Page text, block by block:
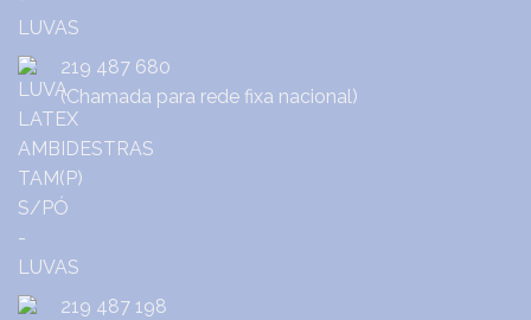
219 487 680
(Chamada para rede fixa nacional)
219 487 198